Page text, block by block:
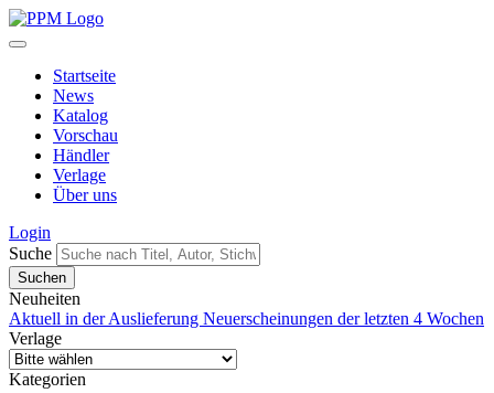
Startseite
News
Katalog
Vorschau
Händler
Verlage
Über uns
Login
Suche
Neuheiten
Aktuell in der Auslieferung Neuerscheinungen der letzten 4 Wochen
Verlage
Kategorien